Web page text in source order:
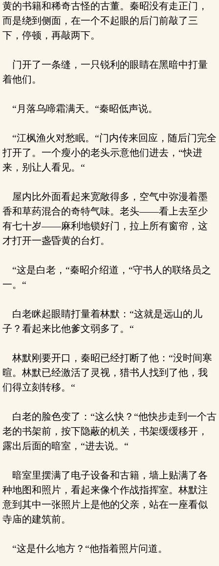
黄的书籍和稀奇古怪的古董。秦昭没有走正门，
而是绕到侧面，在一个不起眼的后门前敲了三
下，停顿，再敲两下。
门开了一条缝，一只锐利的眼睛在黑暗中打量
着他们。
“月落乌啼霜满天。“秦昭低声说。
“江枫渔火对愁眠。“门内传来回应，随后门完全
打开了。一个瘦小的老头示意他们进去，“快进
来，别让人看见。“
屋内比外面看起来宽敞得多，空气中弥漫着墨
香和草药混合的奇特气味。老头——看上去至少
有七十岁——麻利地锁好门，拉上所有窗帘，这
才打开一盏昏黄的台灯。
“这是白老，“秦昭介绍道，“守书人的联络员之
一。“
白老眯起眼睛打量着林默：“这就是远山的儿
子？看起来比他爹文弱多了。“
林默刚要开口，秦昭已经打断了他：“没时间寒
暄。林默已经激活了灵视，猎书人找到了他，我
们得立刻转移。“
白老的脸色变了：“这么快？“他快步走到一个古
老的书架前，按下隐蔽的机关，书架缓缓移开，
露出后面的暗室，“进去说。“
暗室里摆满了电子设备和古籍，墙上贴满了各
种地图和照片，看起来像个作战指挥室。林默注
意到其中一张照片上是他的父亲，站在一座看似
寺庙的建筑前。
“这是什么地方？“他指着照片问道。